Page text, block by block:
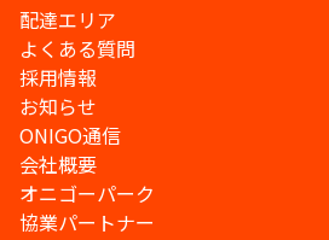
配達エリア
よくある質問
採用情報
お知らせ
ONIGO通信
会社概要
オニゴーパーク
協業パートナー